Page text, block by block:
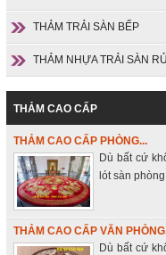
THẢM TRẢI SÀN BẾP
THẢM NHỰA TRẢI SÀN
THẢM CAO CẤP
THẢM CAO CẤP PHÒNG...
Dù bất cứ
lót sàn phòng
THẢM CAO CẤP VĂN
Dù bất cứ